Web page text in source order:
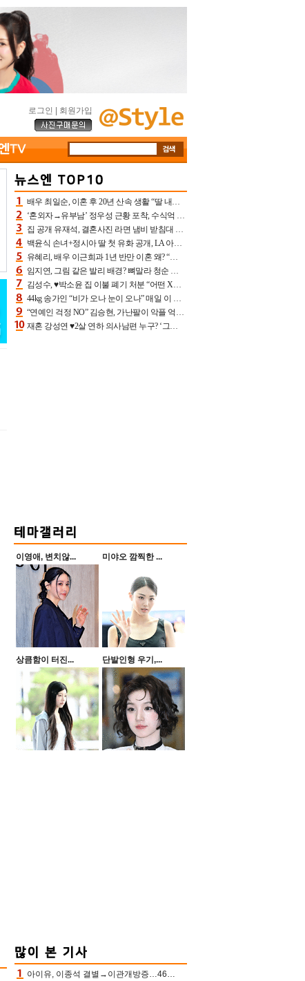
로그인 회원가입
배우 최일순, 이혼 후 20년 산속 생활 “딸 내가 버렸다고 원망‥맘 아파”(특종)[어제TV]
‘혼외자→유부남’ 정우성 근황 포착, 수식억 해킹 피해 후배 만났다 “존경하는”
집 공개 유재석, 결혼사진 라면 냄비 받침대 되고 분노‥가족사진도 피해(놀뭐)[어제TV]
백윤식 손녀+정시아 딸 첫 유화 공개, LA 아트쇼→서울국제조각페스타 작가다운 수준급 실력
유혜리, 배우 이근희과 1년 반만 이혼 왜? “식칼 꽂고 의자 던져” 충격 폭로(특종)[어제TV]
임지연, 그림 같은 발리 배경? 뼈말라 청순 비키니 핏에 상대 안 되네
김성수, ♥박소윤 집 이불 폐기 처분 “어떤 X이랑 썼을지 몰라” 질투(신랑수업2)[어제TV]
44kg 송가인 “비가 오나 눈이 오나” 매일 이 운동, 허벅지 근육량 상승+체지방 감소
“연예인 걱정 NO” 김승현, 가난팔이 악플 억울할만‥아내+딸과 日 여행
재혼 강성연 ♥2살 연하 의사남편 누구? ‘그알’ 자문의에 훈남 비주얼 초엘리트 스펙 [종합]
이영애, 변치않... 미야오 깜찍한 ...
상큼함이 터진... 단발인형 우기,...
아이유, 이종석 결별→이관개방증…46장 꽉 채운 유애나 ♥ “열심히 사는 중”